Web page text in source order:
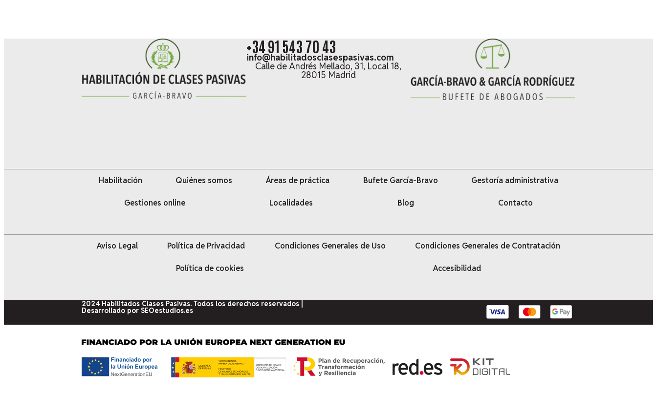
+34 91 543 70 43
info@habilitadosclasespasivas.com
Calle de Andrés Mellado, 31, Local 18,
28015 Madrid
Habilitación Quiénes somos Áreas de práctica Bufete García-Bravo Gestoría administrativa
Gestiones online Localidades Blog Contacto
Aviso Legal Política de Privacidad Condiciones Generales de Uso Condiciones Generales de Contratación
Política de cookies Accesibilidad
2024 Habilitados Clases Pasivas. Todos los derechos reservados |
Desarrollado por SEOestudios.es